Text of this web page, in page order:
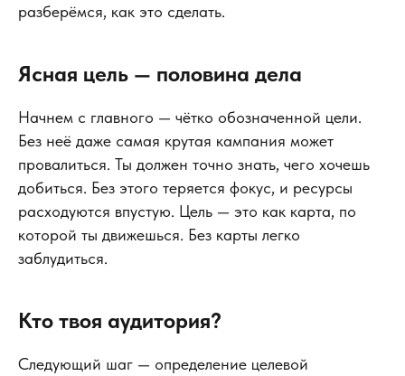
разберёмся, как это сделать.
Ясная цель — половина дела
Начнем с главного — чётко обозначенной цели.
Без неё даже самая крутая кампания может
провалиться. Ты должен точно знать, чего хочешь
добиться. Без этого теряется фокус, и ресурсы
расходуются впустую. Цель — это как карта, по
которой ты движешься. Без карты легко
заблудиться.
Кто твоя аудитория?
Следующий шаг — определение целевой